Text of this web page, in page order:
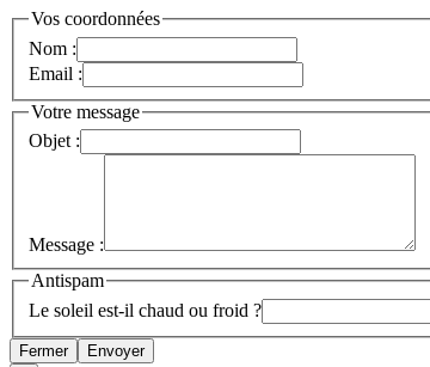
Vos coordonnées
Nom :
Email :
Votre message
Objet :
Message :
Antispam
Le soleil est-il chaud ou froid ?
Fermer
Envoyer